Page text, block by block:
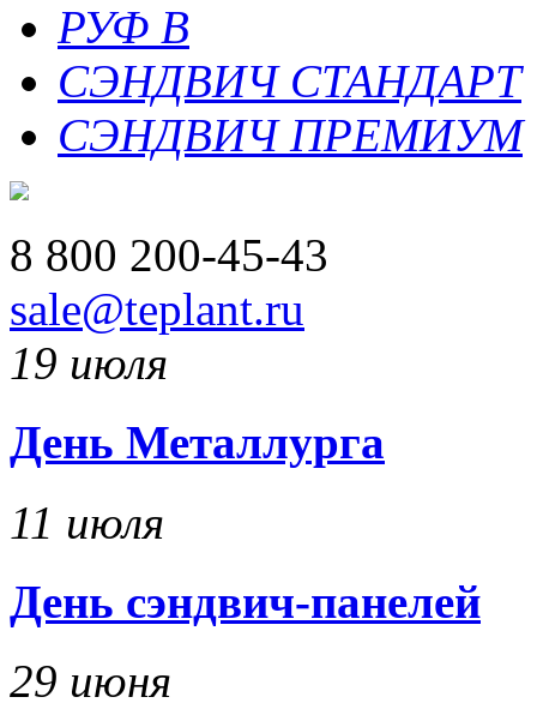
РУФ В
СЭНДВИЧ СТАНДАРТ
СЭНДВИЧ ПРЕМИУМ
8 800 200-45-43
sale@teplant.ru
19 июля
День Металлурга
11 июля
День сэндвич-панелей
29 июня